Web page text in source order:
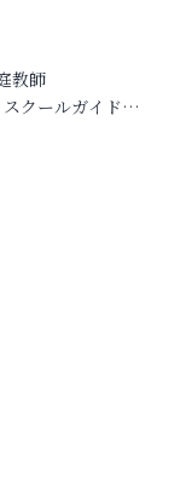
教師
クールガイド…